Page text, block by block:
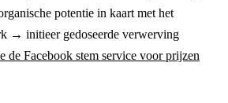
potentie in kaart met het
→ initieer gedoseerde verwerving
de Facebook stem service voor prijzen